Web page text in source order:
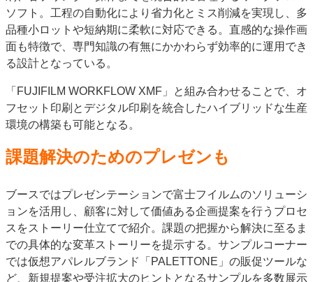
ソフト。工程の自動化により省力化とミス削減を実現し、多
品種小ロットや短納期に柔軟に対応できる。直感的な操作画
面も特徴で、専門知識の有無にかかわらず効率的に運用でき
る設計となっている。
「FUJIFILM WORKFLOW XMF」と組み合わせることで、オ
フセット印刷とデジタル印刷を統合したハイブリッドな生産
環境の構築も可能となる。
課題解決のためのプレゼンも
ブースではプレゼンテーションで富士フイルムのソリューシ
ョンを活用し、顧客に対して価値ある企画提案を行うプロセ
スをストーリー仕立てで紹介。課題の把握から解決に至るま
での具体的な変革ストーリーを提示する。サンプルコーナー
では仮想アパレルブランド「PALETTONE」の販促ツールな
ど、新規提案や受注拡大のヒントとなるサンプルを多数展示